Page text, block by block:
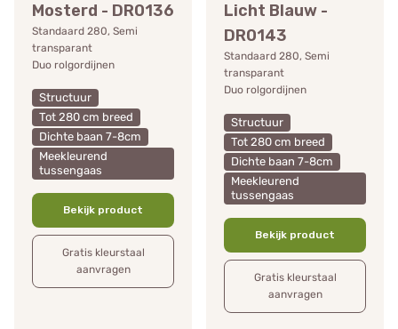
Mosterd - DR0136
Standaard 280, Semi
transparant
Duo rolgordijnen
Structuur
Tot 280 cm breed
Dichte baan 7-8cm
Meekleurend
tussengaas
Bekijk product
Gratis kleurstaal
aanvragen
Licht Blauw -
DR0143
Standaard 280, Semi
transparant
Duo rolgordijnen
Structuur
Tot 280 cm breed
Dichte baan 7-8cm
Meekleurend
tussengaas
Bekijk product
Gratis kleurstaal
aanvragen